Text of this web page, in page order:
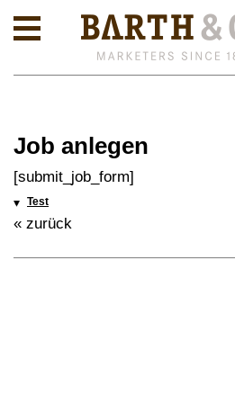
Job anlegen
[submit_job_form]
Test
« zurück